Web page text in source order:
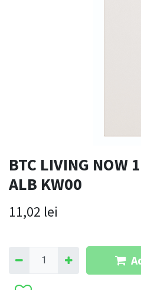
BTC LIVING NOW
ALB KW00
11,02 lei